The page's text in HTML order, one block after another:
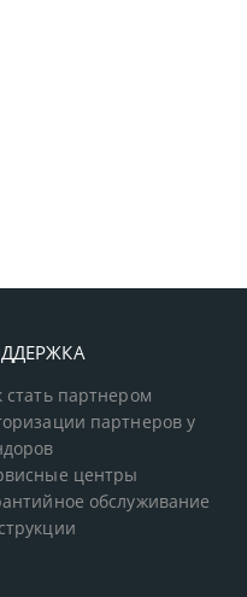
стать партнером
партнеров у
центры
обслуживание